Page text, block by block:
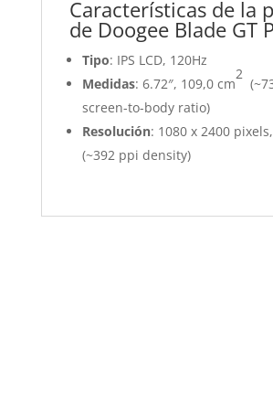
Características de la
de Doogee Blade GT
Tipo: IPS LCD, 120Hz
Medidas: 6.72″, 109,0 cm
2
screen-to-body ratio)
Resolución: 1080 x 2400
(~392 ppi density)